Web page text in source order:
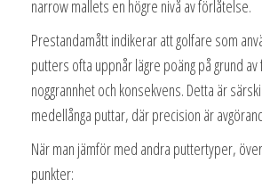
narrow mallets en högre nivå av förlåtelse.
Prestandamått indikerar att golfare som
putters ofta uppnår lägre poäng på grund
noggrannhet och konsekvens. Detta är
medellånga puttar, där precision är
När man jämför med andra puttertyper,
punkter: